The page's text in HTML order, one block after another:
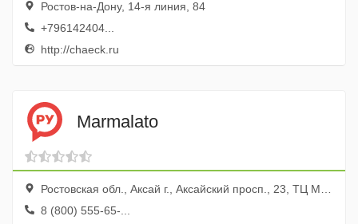
Ростов-на-Дону, 14-я линия, 84
+796142404...
http://chaeck.ru
Marmalato
Ростовская обл., Аксай г., Аксайский просп., 23, ТЦ Мега
8 (800) 555-65-...